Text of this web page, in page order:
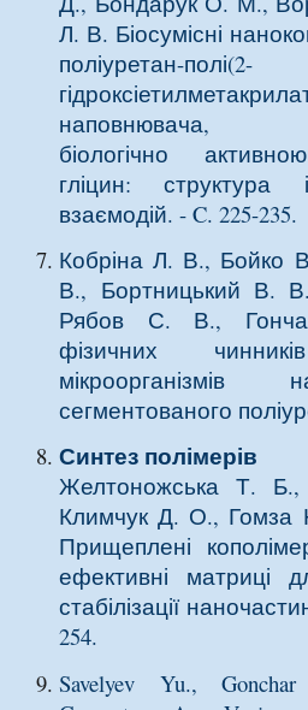
Л. В. Біосумісні
поліуретан-полі(2-
наповнювача,
біологічно
гліцин: структура
взаємодій. - C. 225-235.
Кобріна Л. В., Бойко
В., Бортницький В.
Рябов С. В.,
фізичних
мікроорганізмів
сегментованого
Синтез полімерів
Желтоножська Т.
Климчук Д. О.,
Прищеплені
ефективні матриці
стабілізації
254.
Savelyev Yu.,